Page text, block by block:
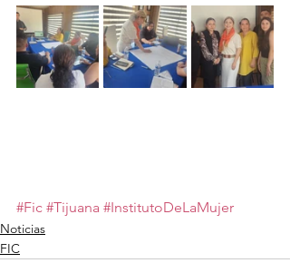
#Fic #Tijuana #InstitutoDeLaMujer
Noticias
FIC